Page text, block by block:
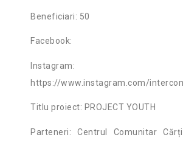
Beneficiari: 50
Facebook:
Instagram:
https://www.instagram.com/
Titlu proiect: PROJECT YOUTH
Parteneri: Centrul Comunitar